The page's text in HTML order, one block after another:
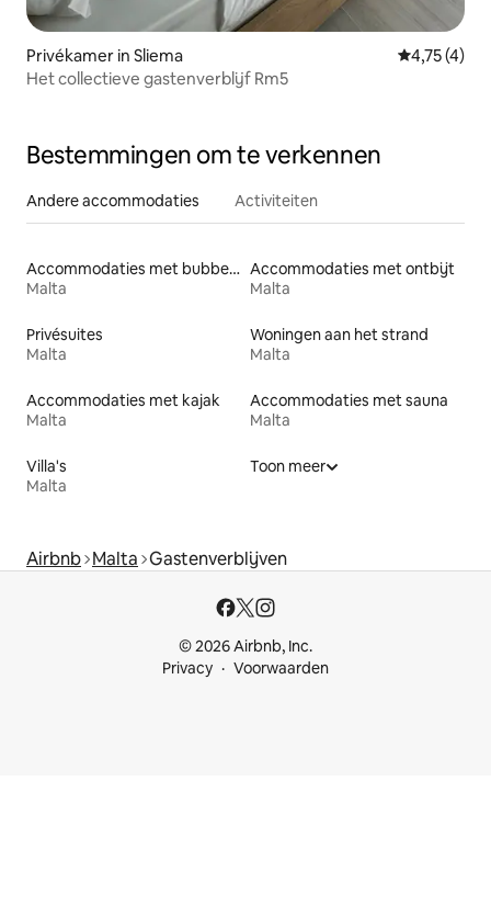
Privékamer in Sliema
4,75 (4)
Het collectieve gastenverblijf Rm5
Bestemmingen om te verkennen
Andere accommodaties Activiteiten
Accommodaties met bubbelbad
Malta
Accommodaties met ontbijt
Malta
Privésuites
Malta
Woningen aan het strand
Malta
Accommodaties met kajak
Malta
Accommodaties met sauna
Malta
Villa's
Malta
Toon meer
Airbnb Malta Gastenverblijven
© 2026 Airbnb, Inc.
Privacy
Voorwaarden